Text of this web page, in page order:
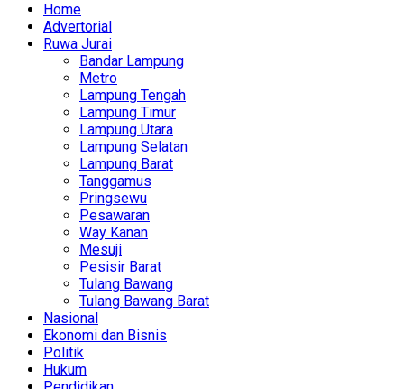
Home
Advertorial
Ruwa Jurai
Bandar Lampung
Metro
Lampung Tengah
Lampung Timur
Lampung Utara
Lampung Selatan
Lampung Barat
Tanggamus
Pringsewu
Pesawaran
Way Kanan
Mesuji
Pesisir Barat
Tulang Bawang
Tulang Bawang Barat
Nasional
Ekonomi dan Bisnis
Politik
Hukum